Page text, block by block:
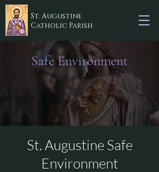
St. Augustine
Catholic Parish
Safe Environment
St. Augustine Safe
Environment